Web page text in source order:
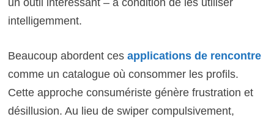
intelligemment.
Beaucoup abordent ces applications de rencontre
comme un catalogue où consommer les profils.
Cette approche consumériste génère frustration et
désillusion. Au lieu de swiper compulsivement,